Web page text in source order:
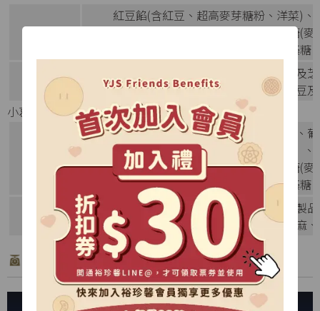
成分
紅豆餡(含紅豆、超高麥芽糖粉、洋菜)
膠、玉米糖膠)、蛋、奶粉、BOS代糖(
氫鈉、玉米澱粉、磷酸二氫鈣)、海藻
過敏源
本產品含有含麩質之穀物、蛋、牛奶及
本產品與其他含有花生、堅果類、大豆
小葛蕾鬆塔 - 芋頭乳酪
芋頭餡【含芋頭、白鳳豆沙、麥芽糖、
－山梨醇液 70%)、香料、二氧化鈦】
膠、玉米糖膠)、蛋、奶粉、BOS代糖(
氫鈉、玉米澱粉、磷酸二氫鈣)、海藻
過敏源
本產品含有含麩質之穀物、牛奶及蛋製
本產品與其他含有花生、堅果類、芝麻